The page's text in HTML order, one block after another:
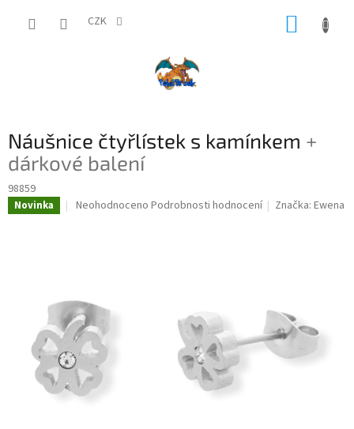
CZK
Náušnice čtyřlístek s kamínkem +
dárkové balení
98859
Novinka
Průměrné
hvězdiček.
Neohodnoceno Podrobnosti hodnocení Značka:Ewena